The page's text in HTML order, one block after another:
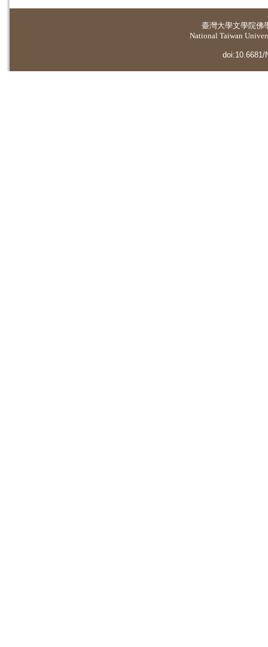
臺灣大學文學院佛
National Taiwan
doi:10.6681/